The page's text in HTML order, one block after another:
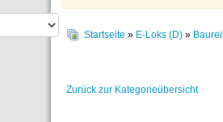
Startseite » E-Loks (D) »
Zurück zur Kategorieübersicht